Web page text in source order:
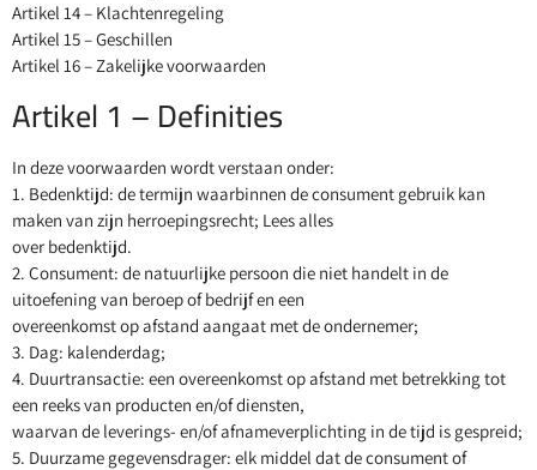
Artikel 14 – Klachtenregeling
Artikel 15 – Geschillen
Artikel 16 – Zakelijke voorwaarden
Artikel 1 – Definities
In deze voorwaarden wordt verstaan onder:
1. Bedenktijd: de termijn waarbinnen de consument gebruik kan
maken van zijn herroepingsrecht; Lees alles
over bedenktijd.
2. Consument: de natuurlijke persoon die niet handelt in de
uitoefening van beroep of bedrijf en een
overeenkomst op afstand aangaat met de ondernemer;
3. Dag: kalenderdag;
4. Duurtransactie: een overeenkomst op afstand met betrekking tot
een reeks van producten en/of diensten,
waarvan de leverings- en/of afnameverplichting in de tijd is gespreid;
5. Duurzame gegevensdrager: elk middel dat de consument of